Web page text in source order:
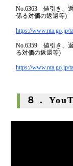
No.6363 値引き、
係る対価の返還等)
https://www.nta.go.jp/
No.6359 値引き、
る対価の返還等)
https://www.nta.go.jp/
８．